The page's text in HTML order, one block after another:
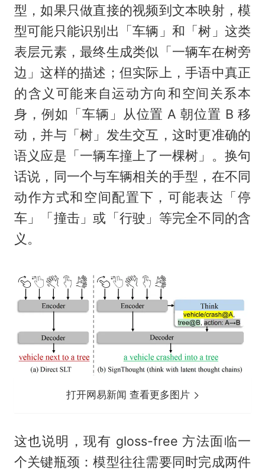
型，如果只做直接的视频到文本映射，模
型可能只能识别出「车辆」和「树」这类
表层元素，最终生成类似「一辆车在树旁
边」这样的描述；但实际上，手语中真正
的含义可能来自运动方向和空间关系本
身，例如「车辆」从位置 A 朝位置 B 移
动，并与「树」发生交互，这时更准确的
语义应是「一辆车撞上了一棵树」。换句
话说，同一个与车辆相关的手型，在不同
动作方式和空间配置下，可能表达「停
车」「撞击」或「行驶」等完全不同的含
义。
打开网易新闻 查看更多图片
这也说明，现有 gloss-free 方法面临一
个关键瓶颈：模型往往需要同时完成两件